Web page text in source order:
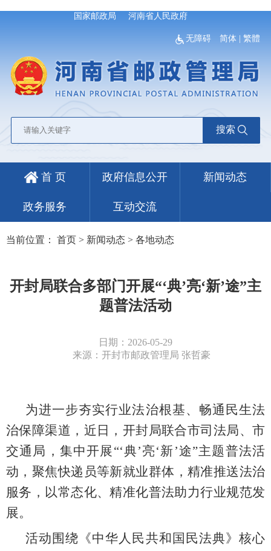
国家邮政局 河南省人民政府
无障碍 简体 |繁體
搜索
首 页 政府信息公开 新闻动态
政务服务 互动交流
当前位置： 首页 > 新闻动态 > 各地动态
开封局联合多部门开展“‘典’亮‘新’途”主
题普法活动
日期：2026-05-29
来源：开封市邮政管理局 张哲豪
为进一步夯实行业法治根基、畅通民生法
治保障渠道，近日，开封局联合市司法局、市
交通局，集中开展“‘典’亮‘新’途”主题普法活
动，聚焦快递 员等新就业群体，精准推送法治
服务，以常态化、精准化普法助力行业规范发
展。
活动 围绕《中华人民共和国民法典》核心